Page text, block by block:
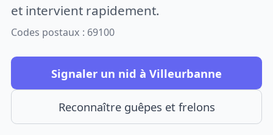
et intervient rapidement.
Codes postaux : 69100
Signaler un nid à Villeurbanne
Reconnaître guêpes et frelons